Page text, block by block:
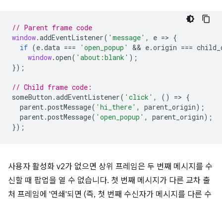
// Parent frame code
window.addEventListener( 'message' , e => {
if (e.data === 'open_popup' && e.origin ===
window.open( 'about:blank' );
});
// Child frame code:
someButton .addEventListener( 'click' , () => {
parent.postMessage( 'hi_there' , parent_origin);
parent.postMessage( 'open_popup' , parent_origin);
});
사용자 활성화 v2가 없으면 상위 프레임은 두 번째 메시지를 수
신할 때 팝업을 열 수 없습니다. 첫 번째 메시지가 다른 교차 출
처 프레임에 '연쇄'되면 (즉, 첫 번째 수신자가 메시지를 다른 수